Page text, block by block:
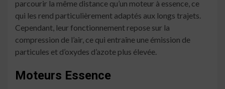
parcourir la même distance qu’un moteur à essence, ce
qui les rend particulièrement adaptés aux longs trajets.
Cependant, leur fonctionnement repose sur la
compression de l’air, ce qui entraîne une émission de
particules et d’oxydes d’azote plus élevée.
Moteurs Essence